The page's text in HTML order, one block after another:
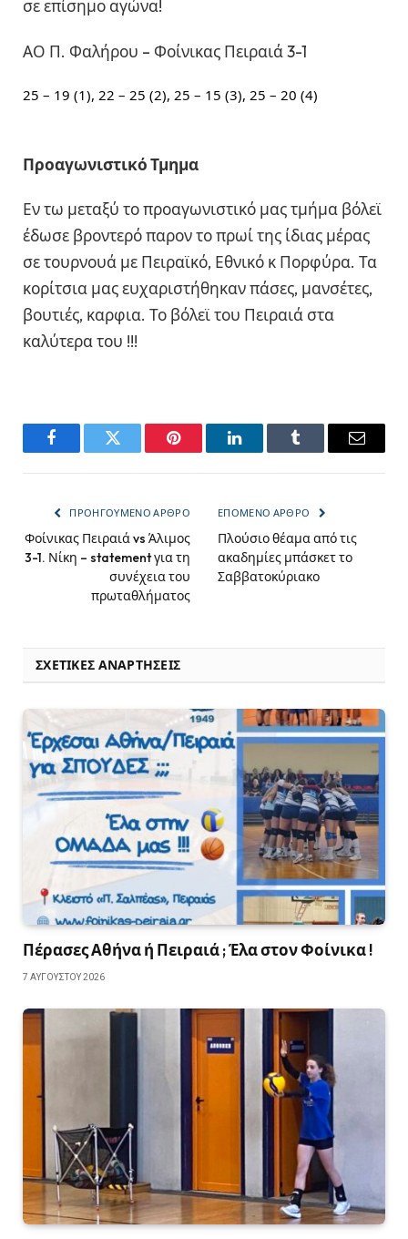
σε επίσημο αγώνα!
ΑΟ Π. Φαλήρου – Φοίνικας Πειραιά 3-1
25 – 19 (1), 22 – 25 (2), 25 – 15 (3), 25 – 20 (4)
Προαγωνιστικό Τμημα
Εν τω μεταξύ το προαγωνιστικό μας τμήμα βόλεϊ
έδωσε βροντερό παρον το πρωί της ίδιας μέρας
σε τουρνουά με Πειραϊκό, Εθνικό κ Πορφύρα. Τα
κορίτσια μας ευχαριστήθηκαν πάσες, μανσέτες,
βουτιές, καρφια. Το βόλεϊ του Πειραιά στα
καλύτερα του !!!
FacebookTwitter Pinterest LinkedInTumblr Email
ΠΡΟΗΓΟΎΜΕΝΟ ΆΡΘΡΟ
Φοίνικας Πειραιά vs Άλιμος
3-1. Νίκη – statement για τη
συνέχεια του
πρωταθλήματος
ΕΠΌΜΕΝΟ ΆΡΘΡΟ
Πλούσιο θέαμα από τις
ακαδημίες μπάσκετ το
Σαββατοκύριακο
ΣΧΕΤΙΚΈΣ ΑΝΑΡΤΉΣΕΙΣ
Πέρασες Αθήνα ή Πειραιά ; Έλα στον Φοίνικα !
7 ΑΥΓΟΎΣΤΟΥ 2026